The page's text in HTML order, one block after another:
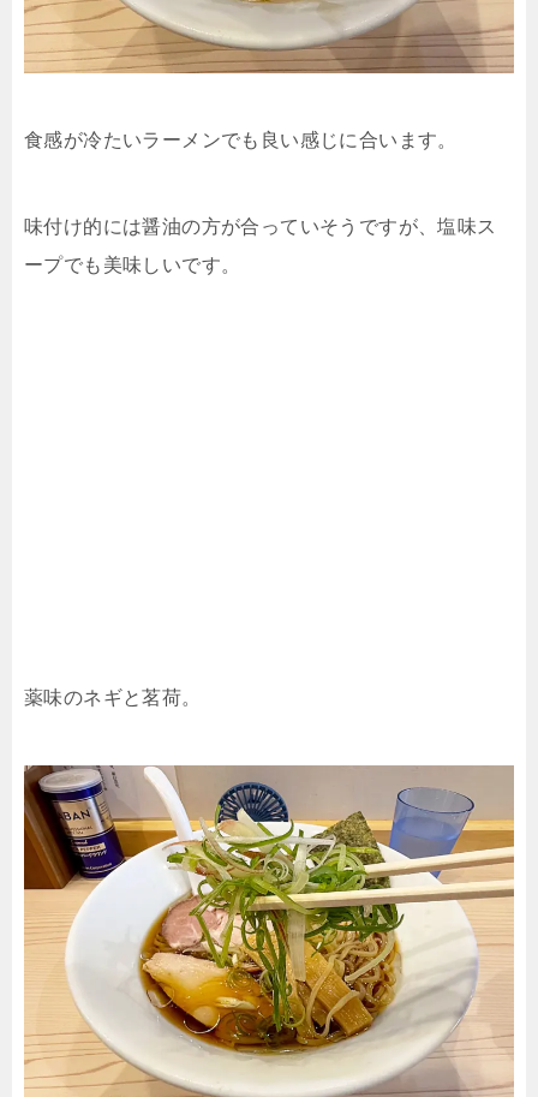
食感が冷たいラーメンでも良い感じに合います。
味付け的には醤油の方が合っていそうですが、塩味ス
ープでも美味しいです。
薬味のネギと茗荷。